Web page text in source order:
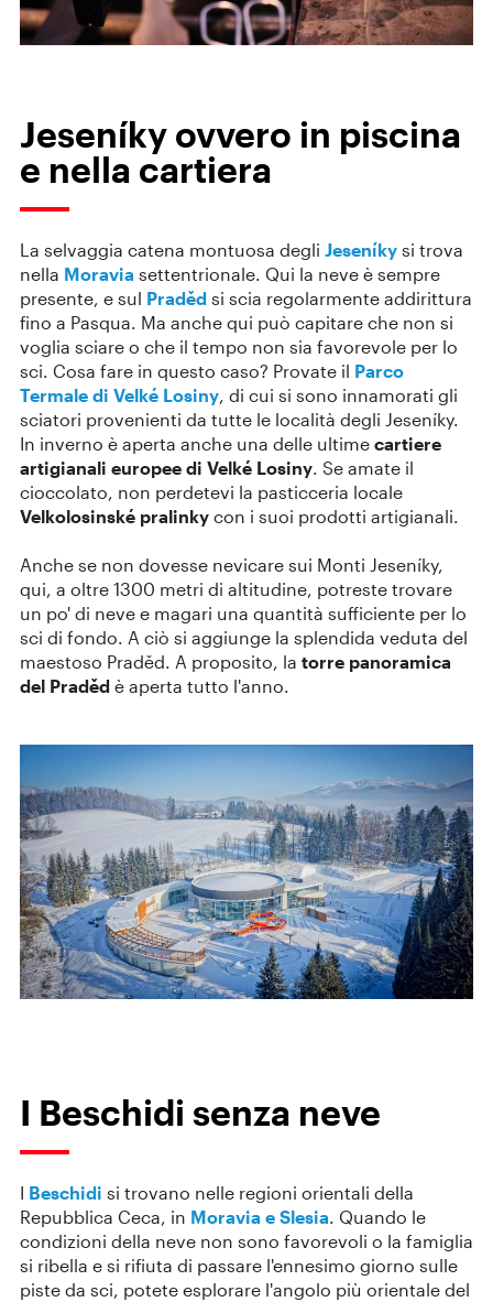
Jeseníky ovvero in piscina
e nella cartiera
La selvaggia catena montuosa degli Jeseníky si trova
nella Moravia settentrionale. Qui la neve è sempre
presente, e sul Praděd si scia regolarmente addirittura
fino a Pasqua. Ma anche qui può capitare che non si
voglia sciare o che il tempo non sia favorevole per lo
sci. Cosa fare in questo caso? Provate il Parco
Termale di Velké Losiny, di cui si sono innamorati gli
sciatori provenienti da tutte le località degli Jeseníky.
In inverno è aperta anche una delle ultime cartiere
artigianali europee di Velké Losiny. Se amate il
cioccolato, non perdetevi la pasticceria locale
Velkolosinské pralinky con i suoi prodotti artigianali.
Anche se non dovesse nevicare sui Monti Jeseníky,
qui, a oltre 1300 metri di altitudine, potreste trovare
un po' di neve e magari una quantità sufficiente per lo
sci di fondo. A ciò si aggiunge la splendida veduta del
maestoso Praděd. A proposito, la torre panoramica
del Praděd è aperta tutto l'anno.
I Beschidi senza neve
I Beschidi si trovano nelle regioni orientali della
Repubblica Ceca, in Moravia e Slesia. Quando le
condizioni della neve non sono favorevoli o la famiglia
si ribella e si rifiuta di passare l'ennesimo giorno sulle
piste da sci, potete esplorare l'angolo più orientale del